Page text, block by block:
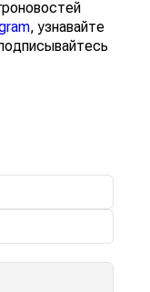
, узнавайте